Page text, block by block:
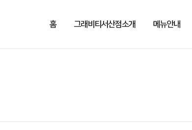
홈 그래비티서산점소개 메뉴안내